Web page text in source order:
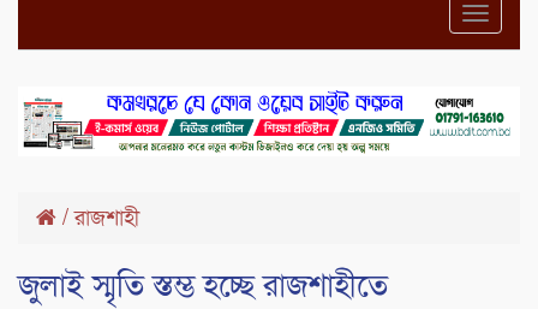
/রাজশাহী
জুলাই স্মৃতি স্তম্ভ হচ্ছে রাজশাহীতে